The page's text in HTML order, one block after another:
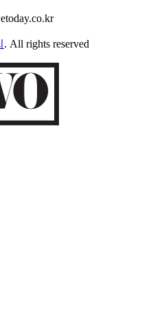
. All rights reserved